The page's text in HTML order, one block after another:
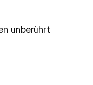
unberührt